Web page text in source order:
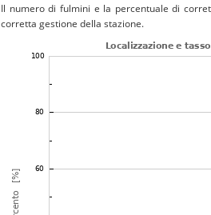
Il numero di fulmini e la percentuale di
corretta gestione della stazione.